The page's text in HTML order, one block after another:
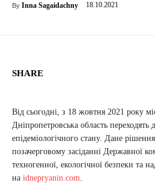
By Inna Sagaidachny 18.10.2021
SHARE
Від сьогодні, з 18 жовтня 2021 року
Дніпропетровська область переходять
епідеміологічного стану. Дане
позачерговому засіданні Державної
техногенної, екологічної безпеки та
на idnepryanin.com